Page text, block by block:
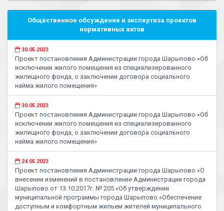
Общественное обсуждение и экспертиза проектов
нормативных актов
30.05.2023
Проект постановления Администрации города Шарыпово «Об
исключении жилого помещения из специализированного
жилищного фонда, о заключении договора социального
найма жилого помещения»
30.05.2023
Проект постановления Администрации города Шарыпово «Об
исключении жилого помещения из специализированного
жилищного фонда, о заключении договора социального
найма жилого помещения»
24.05.2023
Проект постановления Администрации города Шарыпово «О
внесении изменений в постановление Администрации города
Шарыпово от 13.10.2017г. № 205 «Об утверждении
муниципальной программы города Шарыпово «Обеспечение
доступным и комфортным жильем жителей муниципального